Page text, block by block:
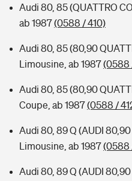
Audi 80, 85 (QUATTRO
ab 1987(0588 / 410)
Audi 80, 85 (80,90
Limousine, ab 1987(0588
Audi 80, 85 (80,90
Coupe, ab 1987(0588 /
Audi 80, 89 Q (AUDI 80,90
Limousine, ab 1987(0588
Audi 80, 89 Q (AUDI 80,90